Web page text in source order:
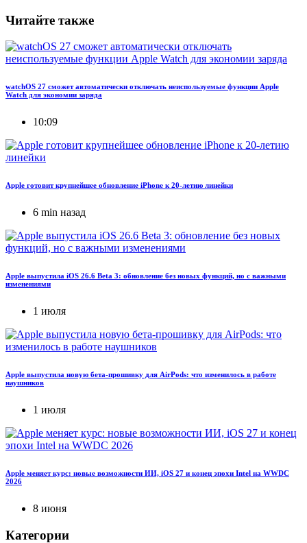
Читайте также
watchOS 27 сможет автоматически отключать неиспользуемые функции Apple
Watch для экономии заряда
10:09
Apple готовит крупнейшее обновление iPhone к 20-летию линейки
6 min назад
Apple выпустила iOS 26.6 Beta 3: обновление без новых функций, но с важными
изменениями
1 июля
Apple выпустила новую бета-прошивку для AirPods: что изменилось в работе
наушников
1 июля
Apple меняет курс: новые возможности ИИ, iOS 27 и конец эпохи Intel на WWDC
2026
8 июня
Категории